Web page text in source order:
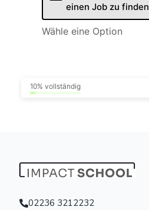
einen Job zu finden
Wähle eine Option
10% vollständig
02236 3212232